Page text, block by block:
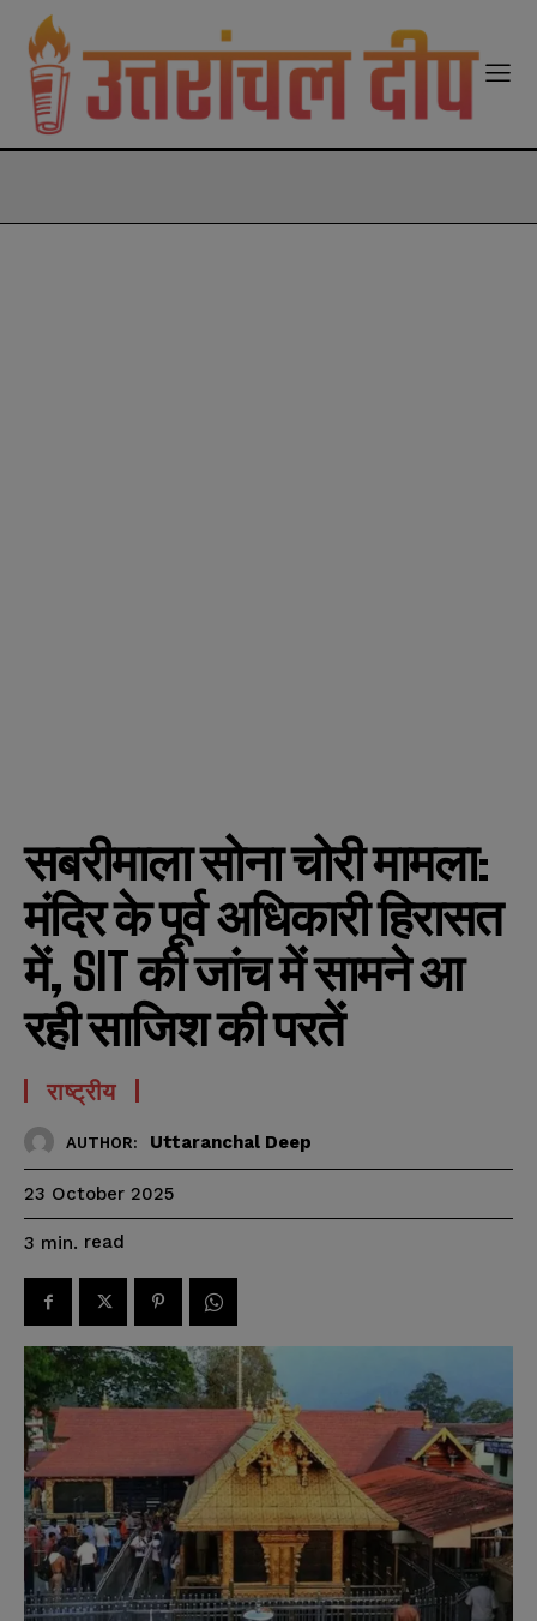
सबरीमाला सोना चोरी मामला:
मंदिर के पूर्व अधिकारी हिरासत
में, SIT की जांच में सामने आ
रही साजिश की परतें
राष्ट्रीय
AUTHOR: Uttaranchal Deep
23 October 2025
3 min. read